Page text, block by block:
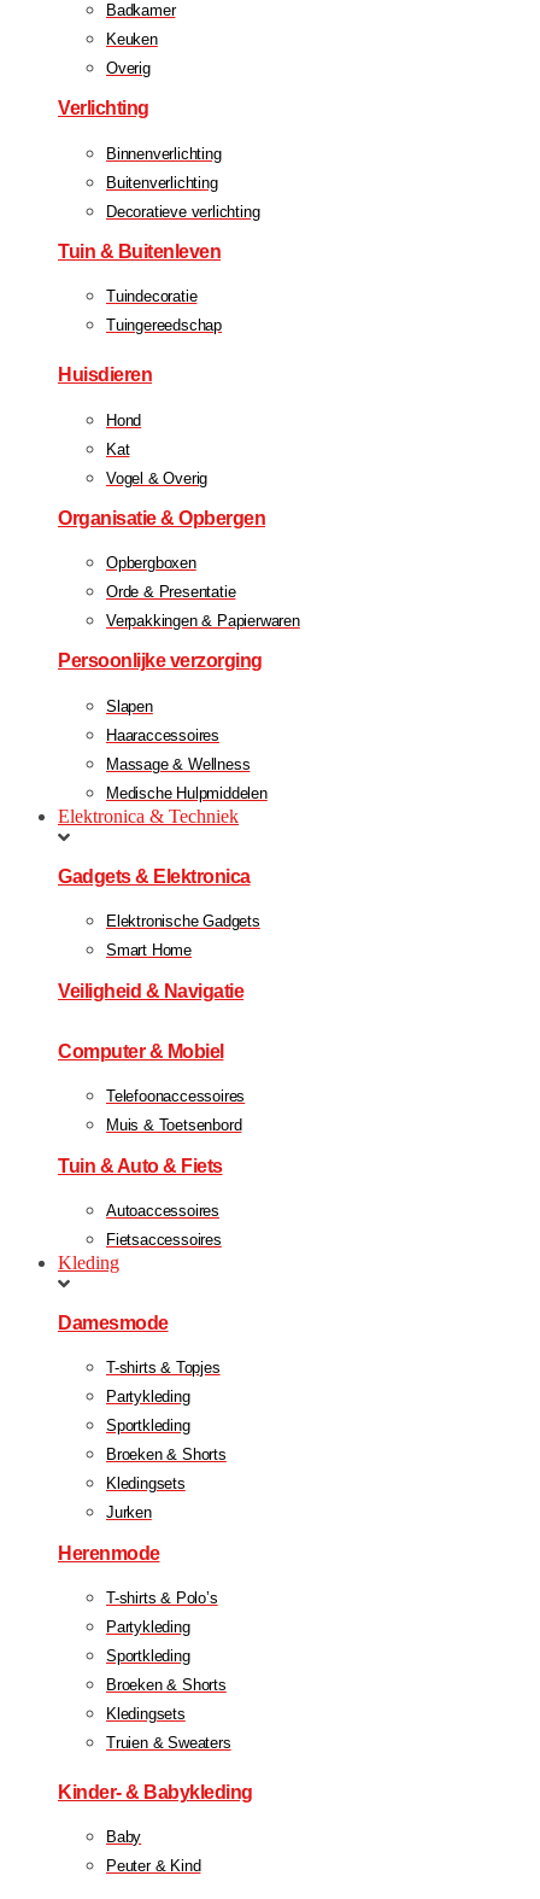
Badkamer
Keuken
Overig
Verlichting
Binnenverlichting
Buitenverlichting
Decoratieve verlichting
Tuin & Buitenleven
Tuindecoratie
Tuingereedschap
Huisdieren
Hond
Kat
Vogel & Overig
Organisatie & Opbergen
Opbergboxen
Orde & Presentatie
Verpakkingen & Papierwaren
Persoonlijke verzorging
Slapen
Haaraccessoires
Massage & Wellness
Medische Hulpmiddelen
Elektronica & Techniek
Gadgets & Elektronica
Elektronische Gadgets
Smart Home
Veiligheid & Navigatie
Computer & Mobiel
Telefoonaccessoires
Muis & Toetsenbord
Tuin & Auto & Fiets
Autoaccessoires
Fietsaccessoires
Kleding
Damesmode
T-shirts & Topjes
Partykleding
Sportkleding
Broeken & Shorts
Kledingsets
Jurken
Herenmode
T-shirts & Polo’s
Partykleding
Sportkleding
Broeken & Shorts
Kledingsets
Truien & Sweaters
Kinder- & Babykleding
Baby
Peuter & Kind